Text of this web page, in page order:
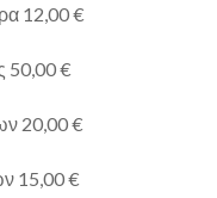
12,00 €
50,00 €
20,00 €
15,00 €